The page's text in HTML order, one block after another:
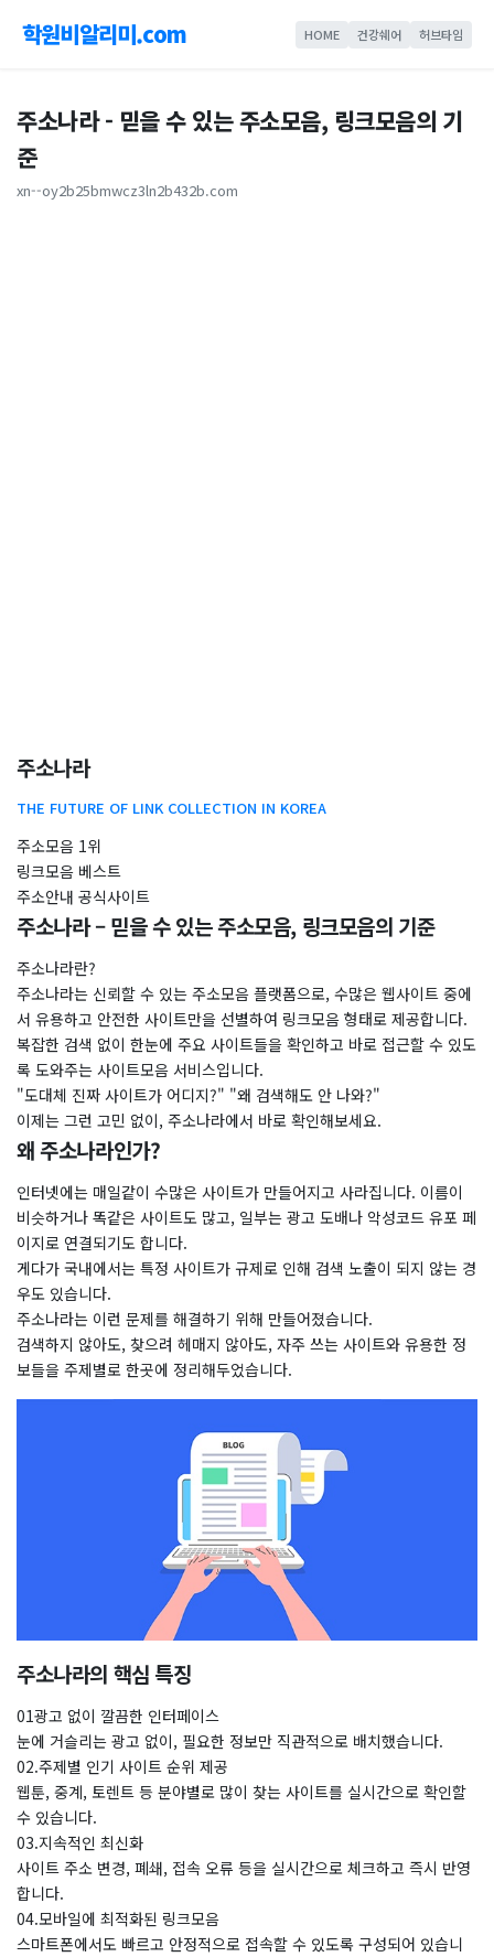
학원비알리미.com HOME 건강쉐어 허브타임
주소나라 - 믿을 수 있는 주소모음, 링크모음의 기
준
xn--oy2b25bmwcz3ln2b432b.com
주소나라
THE FUTURE OF LINK COLLECTION IN KOREA
주소모음 1위
링크모음 ​베스트
주소안내 공식사이트
주소나라 – 믿을 수 있는 주소모음, 링크모음의 기준
주소나라란?
주소나라는 신뢰할 수 있는 주소모음 플랫폼으로, 수많은 웹사이트 중에
서 유용하고 안전한 사이트만을 선별하여 링크모음 형태로 제공합니다.
복잡한 검색 없이 한눈에 주요 사이트들을 확인하고 바로 접근할 수 있도
록 도와주는 사이트모음 서비스입니다.
"도대체 진짜 사이트가 어디지?" "왜 검색해도 안 나와?"
이제는 그런 고민 없이, 주소나라에서 바로 확인해보세요.
왜 주소나라인가?
인터넷에는 매일같이 수많은 사이트가 만들어지고 사라집니다. 이름이
비슷하거나 똑같은 사이트도 많고, 일부는 광고 도배나 악성코드 유포 페
이지로 연결되기도 합니다.
게다가 국내에서는 특정 사이트가 규제로 인해 검색 노출이 되지 않는 경
우도 있습니다.
주소나라는 이런 문제를 해결하기 위해 만들어졌습니다.
검색하지 않아도, 찾으려 헤매지 않아도, 자주 쓰는 사이트와 유용한 정
보들을 주제별로 한곳에 정리해두었습니다.
주소나라의 핵심 특징
01광고 없이 깔끔한 인터페이스
눈에 거슬리는 광고 없이, 필요한 정보만 직관적으로 배치했습니다.
02.주제별 인기 사이트 순위 제공
웹툰, 중계, 토렌트 등 분야별로 많이 찾는 사이트를 실시간으로 확인할
수 있습니다.
03.지속적인 최신화
사이트 주소 변경, 폐쇄, 접속 오류 등을 실시간으로 체크하고 즉시 반영
합니다.
04.모바일에 최적화된 링크모음
스마트폰에서도 빠르고 안정적으로 접속할 수 있도록 구성되어 있습니